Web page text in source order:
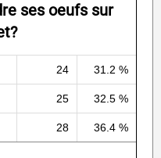
ses oeufs sur
24 31.2 %
25 32.5 %
28 36.4 %